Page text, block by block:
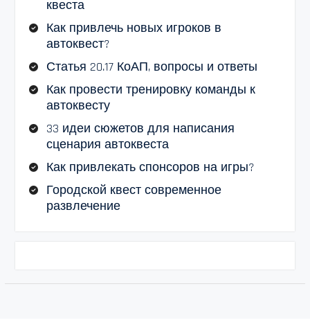
квеста
Как привлечь новых игроков в
автоквест?
Статья 20.17 КоАП, вопросы и ответы
Как провести тренировку команды к
автоквесту
33 идеи сюжетов для написания
сценария автоквеста
Как привлекать спонсоров на игры?
Городской квест современное
развлечение